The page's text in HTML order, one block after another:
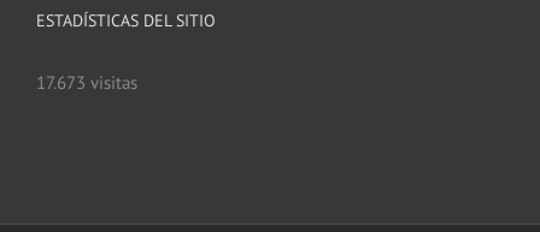
ESTADÍSTICAS DEL SITIO
17.673 visitas